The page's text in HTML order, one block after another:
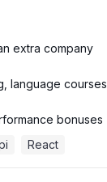
extra company
language courses,
bonuses
React